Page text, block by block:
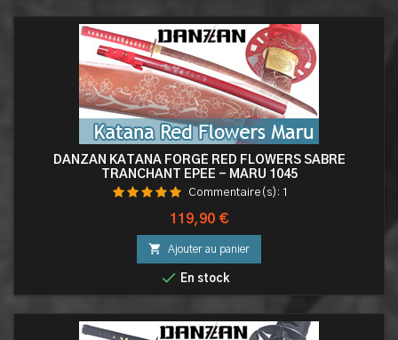
DANZAN KATANA FORGÉ RED FLOWERS SABRE
TRANCHANT EPEE - MARU 1045
Commentaire(s): 1
Prix
119,90 €
 Ajouter au panier
 En stock